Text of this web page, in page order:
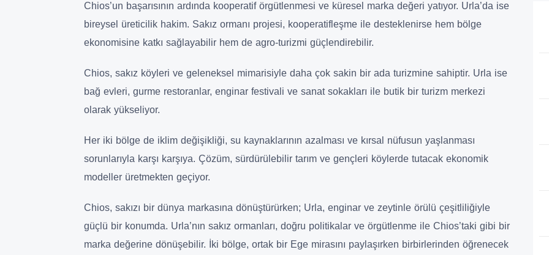
Chios’un başarısının ardında kooperatif örgütlenmesi ve küresel marka değeri yatıyor. Urla’da ise
bireysel üreticilik hakim. Sakız ormanı projesi, kooperatifleşme ile desteklenirse hem bölge
ekonomisine katkı sağlayabilir hem de agro-turizmi güçlendirebilir.
Chios, sakız köyleri ve geleneksel mimarisiyle daha çok sakin bir ada turizmine sahiptir. Urla ise
bağ evleri, gurme restoranlar, enginar festivali ve sanat sokakları ile butik bir turizm merkezi
olarak yükseliyor.
Her iki bölge de iklim değişikliği, su kaynaklarının azalması ve kırsal nüfusun yaşlanması
sorunlarıyla karşı karşıya. Çözüm, sürdürülebilir tarım ve gençleri köylerde tutacak ekonomik
modeller üretmekten geçiyor.
Chios, sakızı bir dünya markasına dönüştürürken; Urla, enginar ve zeytinle örülü çeşitliliğiyle
güçlü bir konumda. Urla’nın sakız ormanları, doğru politikalar ve örgütlenme ile Chios’taki gibi bir
marka değerine dönüşebilir. İki bölge, ortak bir Ege mirasını paylaşırken birbirlerinden öğrenecek